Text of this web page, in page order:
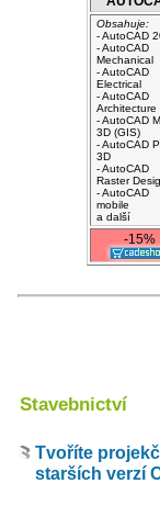
Obsahuje:
- AutoCAD
- AutoCAD
Mechanical
- AutoCAD
Electrical
- AutoCAD
Architecture
- AutoCAD
3D (GIS)
- AutoCAD
3D
- AutoCAD
Raster
- AutoCAD
mobile
a další
-15%
Stavebnictví
Tvoříte
starších verzí